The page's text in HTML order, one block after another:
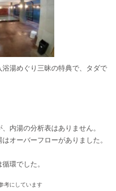
浴湯めぐり三昧の特典で、タダで
内湯の分析表はありません。
オーバーフローがありました。
環でした。
考にしています